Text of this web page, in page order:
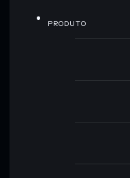
PRODUTO